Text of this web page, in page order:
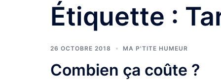
Étiquette :
26 OCTOBRE 2018 MA P'TITE HUMEUR
Combien ça coûte ?